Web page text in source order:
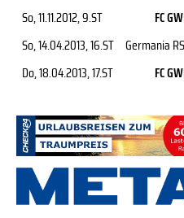
So, 11.11.2012, 9.ST FC
So, 14.04.2013, 16.ST Germania
Do, 18.04.2013, 17.ST FC